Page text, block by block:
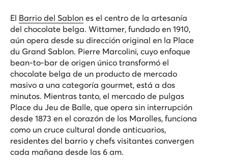
El Barrio del Sablon es el centro de la artesanía
del chocolate belga. Wittamer, fundado en 1910,
aún opera desde su dirección original en la Place
du Grand Sablon. Pierre Marcolini, cuyo enfoque
bean-to-bar de origen único transformó el
chocolate belga de un producto de mercado
masivo a una categoría gourmet, está a dos
minutos. Mientras tanto, el mercado de pulgas
Place du Jeu de Balle, que opera sin interrupción
desde 1873 en el corazón de los Marolles, funciona
como un cruce cultural donde anticuarios,
residentes del barrio y chefs visitantes convergen
cada mañana desde las 6 am.